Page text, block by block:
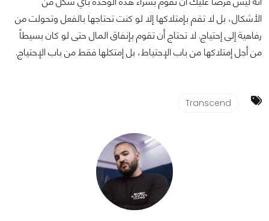
الأشكال، بل لا تقم بإمتلاكها إلا لو كنت تحتاجها بالفعل وتحولت من
رفاهية إلى إحتياج. لا تحتاج أن تقوم بإنفاق المال حتى لو كان بسيطاً
من أجل إمتلاكها من باب الإحتياط، بل إمتكلها فقط من باب الإحتياج.
Transcend